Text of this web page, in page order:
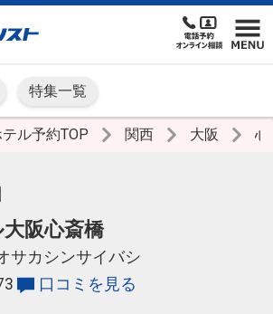
特集一覧
ル予約TOP 関西 大阪 心
阪心斎橋
サカシンサイバシ
口コミを見る